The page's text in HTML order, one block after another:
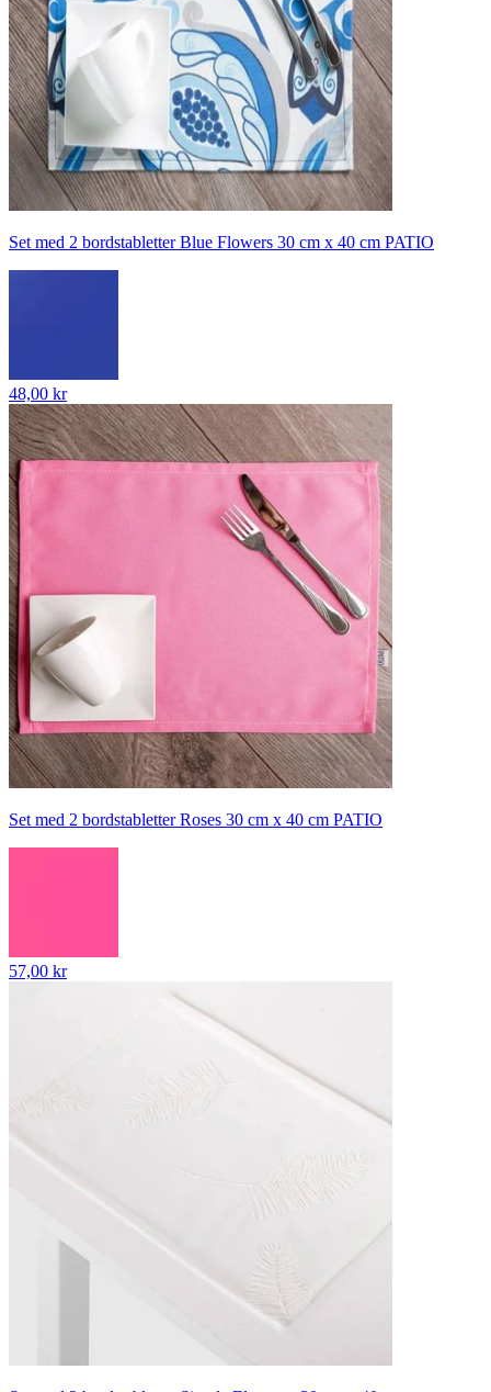
Set med 2 bordstabletter Blue Flowers 30 cm x 40 cm PATIO
48,00 kr
Set med 2 bordstabletter Roses 30 cm x 40 cm PATIO
57,00 kr